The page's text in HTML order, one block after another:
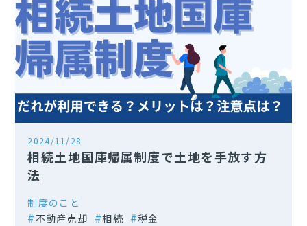
2024/11/28
相続土地国庫帰属制度で土地を手放す方
法
制度のこと
不動産売却
相続 税金